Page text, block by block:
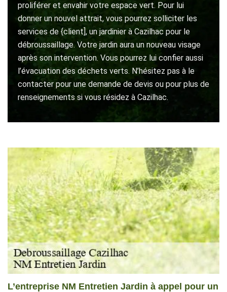
proliférer et envahir votre espace vert. Pour lui
donner un nouvel attrait, vous pourrez solliciter les
services de {client], un jardinier à Cazilhac pour le
débroussaillage. Votre jardin aura un nouveau visage
après son intervention. Vous pourrez lui confier aussi
l’évacuation des déchets verts. N’hésitez pas à le
contacter pour une demande de devis ou pour plus de
renseignements si vous résidez à Cazilhac.
L’entreprise NM Entretien Jardin à appel pour un